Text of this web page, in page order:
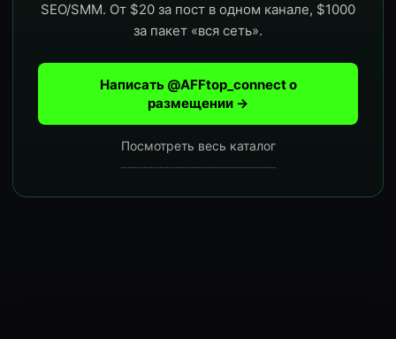
SEO/SMM. От $20 за пост в одном канале, $1000
за пакет «вся сеть».
Написать @AFFtop_connect о
размещении →
Посмотреть весь каталог